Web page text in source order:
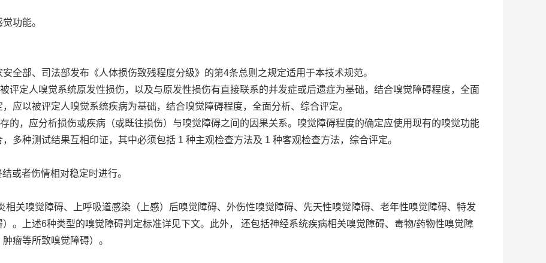
功能。
全部、司法部发布《人体损伤致残程度分级》的第4条总则之规定适用于本技术规范。
评定人嗅觉系统原发性损伤，以及与原发性损伤有直接联系的并发症或后遗症为基础，结合嗅觉障碍程度，全面
应以被评定人嗅觉系统疾病为基础，结合嗅觉障碍程度，全面分析、综合评定。
的，应分析损伤或疾病（或既往损伤）与嗅觉障碍之间的因果关系。嗅觉障碍程度的确定应使用现有的嗅觉功能
多种测试结果互相印证，其中必须包括 1 种主观检查方法及 1 种客观检查方法，综合评定。
或者伤情相对稳定时进行。
关嗅觉障碍、上呼吸道感染（上感）后嗅觉障碍、外伤性嗅觉障碍、先天性嗅觉障碍、老年性嗅觉障碍、特发
。上述6种类型的嗅觉障碍判定标准详见下文。此外， 还包括神经系统疾病相关嗅觉障碍、毒物/药物性嗅觉障
瘤等所致嗅觉障碍）。